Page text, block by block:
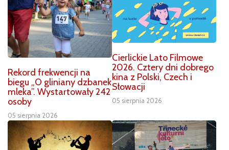
Rekord frekwencji na
biegu „O gliniany dzbanek
mleka”. Wystartowały 242
osoby
05 sierpnia 2026
Cierlickie Lato Filmowe
2026. Cztery dni dobrego
kina z Polski, Czech i
Słowacji
05 sierpnia 2026